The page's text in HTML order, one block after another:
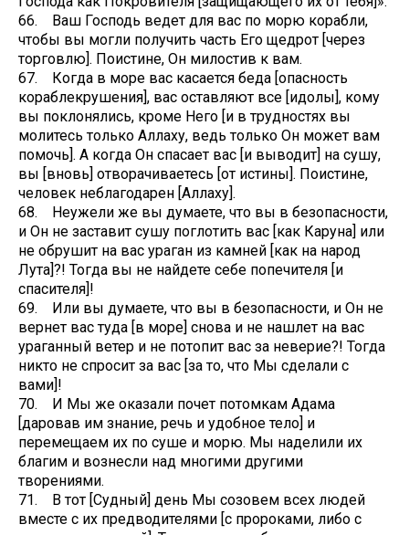
66. Ваш Господь ведет для вас по морю корабли,
чтобы вы могли получить часть Его щедрот [через
торговлю]. Поистине, Он милостив к вам.
67. Когда в море вас касается беда [опасность
кораблекрушения], вас оставляют все [идолы], кому
вы поклонялись, кроме Него [и в трудностях вы
молитесь только Аллаху, ведь только Он может вам
помочь]. А когда Он спасает вас [и выводит] на сушу,
вы [вновь] отворачиваетесь [от истины]. Поистине,
человек неблагодарен [Аллаху].
68. Неужели же вы думаете, что вы в безопасности,
и Он не заставит сушу поглотить вас [как Каруна] или
не обрушит на вас ураган из камней [как на народ
Лута]?! Тогда вы не найдете себе попечителя [и
спасителя]!
69. Или вы думаете, что вы в безопасности, и Он не
вернет вас туда [в море] снова и не нашлет на вас
ураганный ветер и не потопит вас за неверие?! Тогда
никто не спросит за вас [за то, что Мы сделали с
вами]!
70. И Мы же оказали почет потомкам Адама
[даровав им знание, речь и удобное тело] и
перемещаем их по суше и морю. Мы наделили их
благим и вознесли над многими другими
творениями.
71. В тот [Судный] день Мы созовем всех людей
вместе с их предводителями [с пророками, либо с